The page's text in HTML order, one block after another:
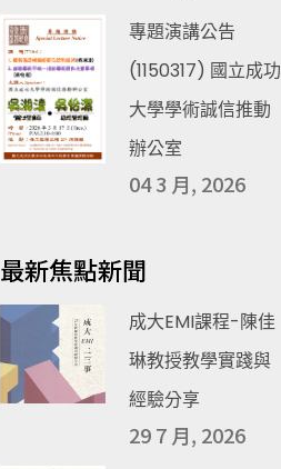
專題演講公告
(1150317) 國立成功
大學學術誠信推動
辦公室
04 3 月, 2026
最新焦點新聞
成大EMI課程-陳佳
琳教授教學實踐與
經驗分享
29 7 月, 2026